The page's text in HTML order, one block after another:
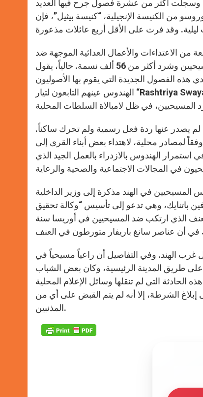
وسجلت أكثر من عشرة فصول جرح فيها العديد
من الكنيسة الإنجيلية، “كنيسة بيثيل”، فإن
الاعتداءات والأعمال العدائية الموجهة ضد
المسيحيين خلال عامي 2007 و2008، عندما دمر أكثر من 6600 منزل لمسيحيين وشرد أكثر من 56 ألف نسمة. حالياً، يقول
الفصول الجديدة التي يقوم بها الأصوليون
الهندوس عينهم التابعون لتيار “Rashtriya Swayamsevak Sangh” والمسؤولون عن الاعتداءات العنيفة التي حصلت قبل
لم يصدر عنها ردة فعل رسمية ولم تحرك ساكناً.
لمصادر محلية، لاهتداء بعض أبناء القرى إلى
الهندوس بالازدراء بالعمل الجيد الذي
في الهند مذكرة إلى وزير الداخلية
باتنايك، وهي تدعو إلى تأسيس “وكالة تحقيق
الذي ارتكب ضد المسيحيين في أوريسا سنة
الهند. وفي التفاصيل أن راعياً مسيحياً في
قبيلة أديفاسي، أجبر على السير عارياً لمسافة 5 كلم على طريق المدينة الرئيسية، وكان بعض الشباب
التي لم تنقلها وسائل الإعلام المحلية
الشرطة، إلا أنه لم يتم القبض على أي من
المذنبين.